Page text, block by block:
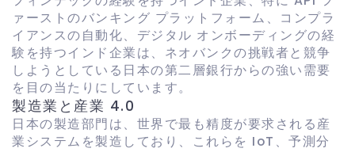
ァーストのバンキング プラットフォーム、コンプラ
イアンスの自動化、デジタル オンボーディングの経
験を持つインド企業は、ネオバンクの挑戦者と競争
しようとしている日本の第二層銀行からの強い需要
を目の当たりにしています。
製造業と産業 4.0
日本の製造部門は、世界で最も精度が要求される産
業システムを製造しており、これらを IoT、予測分